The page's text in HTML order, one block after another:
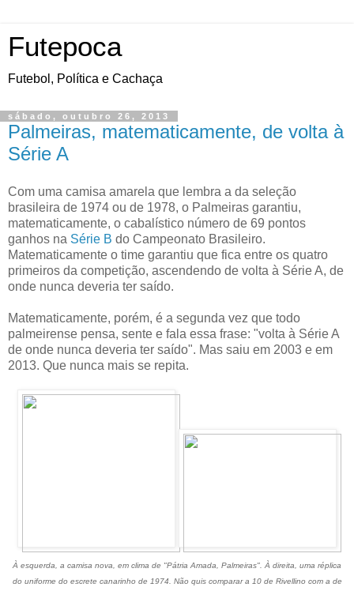
Futepoca
Futebol, Política e Cachaça
sábado, outubro 26, 2013
Palmeiras, matematicamente, de volta à
Série A
Com uma camisa amarela que lembra a da seleção
brasileira de 1974 ou de 1978, o Palmeiras garantiu,
matematicamente, o cabalístico número de 69 pontos
ganhos na Série B do Campeonato Brasileiro.
Matematicamente o time garantiu que fica entre os quatro
primeiros da competição, ascendendo de volta à Série A, de
onde nunca deveria ter saído.
Matematicamente, porém, é a segunda vez que todo
palmeirense pensa, sente e fala essa frase: "volta à Série A
de onde nunca deveria ter saído". Mas saiu em 2003 e em
2013. Que nunca mais se repita.
À esquerda, a camisa nova, em clima de "Pátria Amada, Palmeiras". À direita, uma réplica
do uniforme do escrete canarinho de 1974. Não quis comparar a 10 de Rivellino com a de